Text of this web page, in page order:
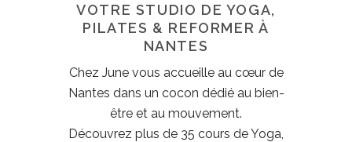
VOTRE STUDIO DE YOGA,
PILATES & REFORMER À
NANTES
Chez June vous accueille au cœur de
Nantes dans un cocon dédié au bien-
être et au mouvement.
Découvrez plus de 35 cours de Yoga,